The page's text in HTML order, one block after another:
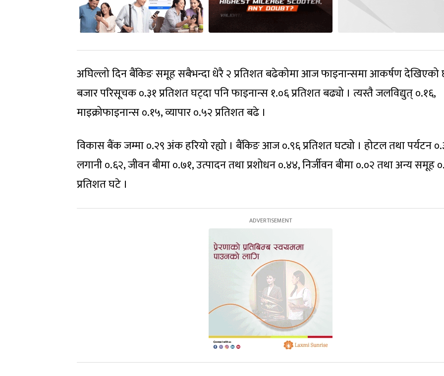
अघिल्लो दिन बैंकिङ समूह सबैभन्दा धेरै २ प्रतिशत बढेकोमा आज फाइनान्समा आकर्षण देखिएको
बजार परिसूचक ०.३१ प्रतिशत घट्दा पनि फाइनान्स १.०६ प्रतिशत बढ्यो । त्यस्तै जलविद्युत् ०.१६,
माइक्रोफाइनान्स ०.१५, व्यापार ०.५२ प्रतिशत बढे ।
विकास बैंक जम्मा ०.२९ अंक हरियो रह्यो । बैंकिङ आज ०.९६ प्रतिशत घट्यो । होटल तथा पर्यटन
लगानी ०.६२, जीवन बीमा ०.७१, उत्पादन तथा प्रशोधन ०.४४, निर्जीवन बीमा ०.०२ तथा अन्य समूह
प्रतिशत घटे ।